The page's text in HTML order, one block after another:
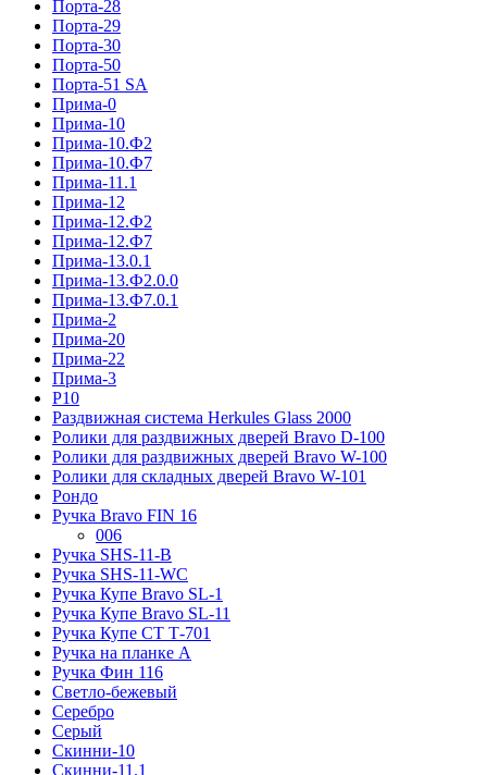
Порта-28
Порта-29
Порта-30
Порта-50
Порта-51 SA
Прима-0
Прима-10
Прима-10.Ф2
Прима-10.Ф7
Прима-11.1
Прима-12
Прима-12.Ф2
Прима-12.Ф7
Прима-13.0.1
Прима-13.Ф2.0.0
Прима-13.Ф7.0.1
Прима-2
Прима-20
Прима-22
Прима-3
Р10
Раздвижная система Herkules Glass 2000
Ролики для раздвижных дверей Bravo D-100
Ролики для раздвижных дверей Bravo W-100
Ролики для складных дверей Bravo W-101
Рондо
Ручка Bravo FIN 16
006
Ручка SHS-11-B
Ручка SHS-11-WC
Ручка Купе Bravo SL-1
Ручка Купе Bravo SL-11
Ручка Купе СТ Т-701
Ручка на планке А
Ручка Фин 116
Светло-бежевый
Серебро
Серый
Скинни-10
Скинни-11.1